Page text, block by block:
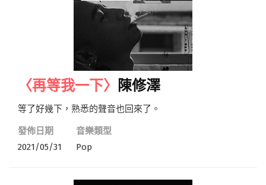
〈再等我一下〉 陳修澤
等了好幾下，熟悉的聲音也回來了。
發佈日期
2021/05/31
音樂類型
Pop